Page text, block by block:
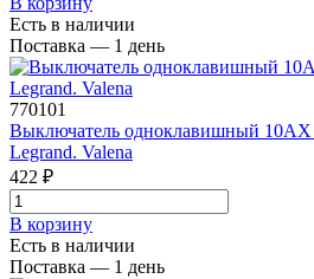
Есть в наличии
Поставка — 1 день
770101
Выключатель одноклавишный
Legrand. Valena
422 ₽
В корзинy
Есть в наличии
Поставка — 1 день